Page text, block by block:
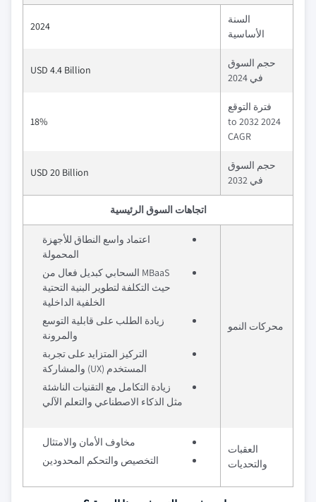
السنة
الأساسية
2024
حجم السوق
في 2024
USD 4.4 Billion
فترة التوقع
2024 to 2032
CAGR
18%
حجم السوق
في 2032
USD 20 Billion
اتجاهات السوق الرئيسية
محركات النمو
اعتماد واسع النطاق للأجهزة
المحمولة
MBaaS السحابي كبديل فعال من
حيث التكلفة لتطوير البنية التحتية
الخلفية الداخلية
زيادة الطلب على قابلية التوسع
والمرونة
التركيز المتزايد على تجربة
المستخدم (UX) والمشاركة
زيادة التكامل مع التقنيات الناشئة
مثل الذكاء الاصطناعي والتعلم الآلي
العقبات
والتحديات
مخاوف الأمان والامتثال
التخصيص والتحكم المحدودين